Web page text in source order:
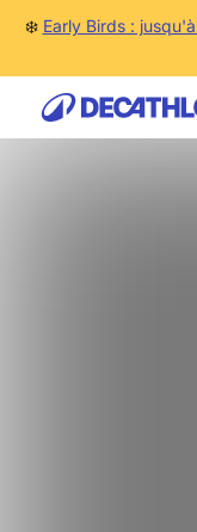
❄️ Early Birds :